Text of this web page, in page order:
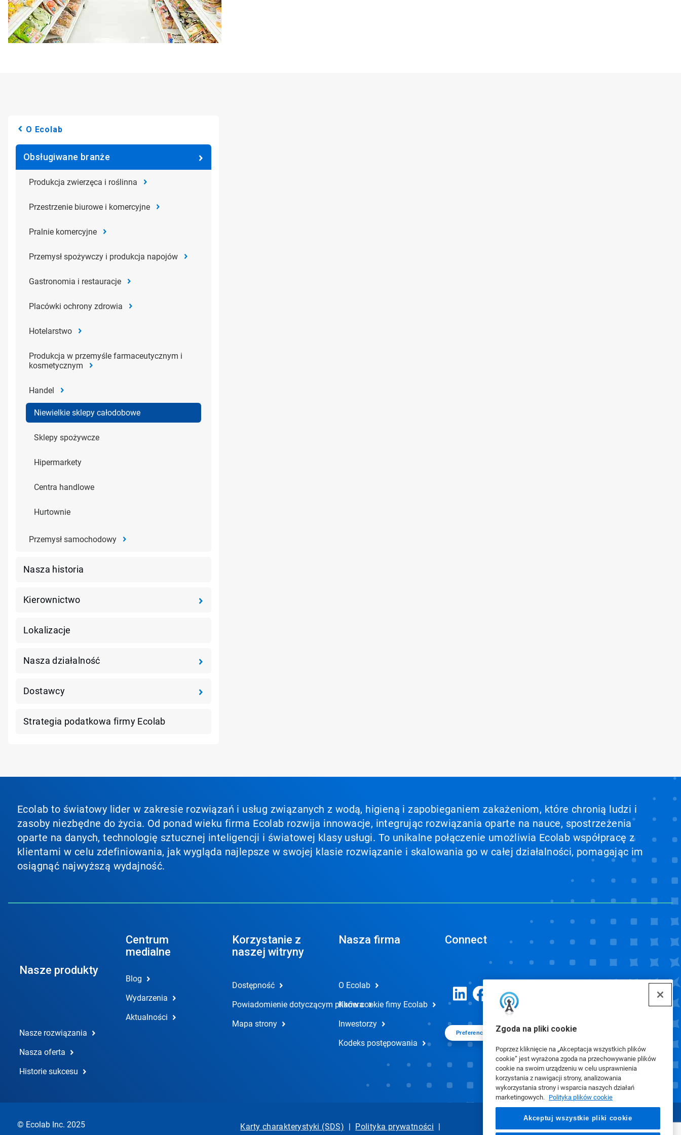
Zgoda na pliki cookie
Poprzez kliknięcie na „Akceptacja wszystkich plików
cookie” jest wyrażona zgoda na przechowywanie plików
cookie na swoim urządzeniu w celu usprawnienia
korzystania z nawigacji strony, analizowania
wykorzystania strony i wsparcia naszych działań
marketingowych. Polityka plików cookie
Akceptuj wszystkie pliki cookie
O Ecolab
Obsługiwane branże
Produkcja zwierzęca i roślinna
Przestrzenie biurowe i komercyjne
Pralnie komercyjne
Przemysł spożywczy i produkcja napojów
Gastronomia i restauracje
Placówki ochrony zdrowia
Hotelarstwo
Produkcja w przemyśle farmaceutycznym i
kosmetycznym
Handel
Niewielkie sklepy całodobowe
Sklepy spożywcze
Hipermarkety
Centra handlowe
Hurtownie
Przemysł samochodowy
Nasza historia
Kierownictwo
Lokalizacje
Nasza działalność
Dostawcy
Strategia podatkowa firmy Ecolab
Ecolab to światowy lider w zakresie rozwiązań i usług związanych z wodą, higieną i zapobieganiem zakażeniom, które chronią ludzi i
zasoby niezbędne do życia. Od ponad wieku firma Ecolab rozwija innowacje, integrując rozwiązania oparte na nauce, spostrzeżenia
oparte na danych, technologię sztucznej inteligencji i światowej klasy usługi. To unikalne połączenie umożliwia Ecolab współpracę z
klientami w celu zdefiniowania, jak wygląda najlepsze w swojej klasie rozwiązanie i skalowania go w całej działalności, pomagając im
osiągnąć najwyższą wydajność.
Nasze produkty
Nasze rozwiązania
Nasza oferta
Historie sukcesu
Centrum
medialne
Blog
Wydarzenia
Aktualności
Korzystanie z
naszej witryny
Dostępność
Powiadomienie dotyczącym plików cookie fimy Ecolab
Mapa strony
Nasza firma
O Ecolab
Kariera
Inwestorzy
Kodeks postępowania
Connect
Preferencje plików cookie
© Ecolab Inc. 2025 Karty charakterystyki (SDS) | Polityka prywatności |